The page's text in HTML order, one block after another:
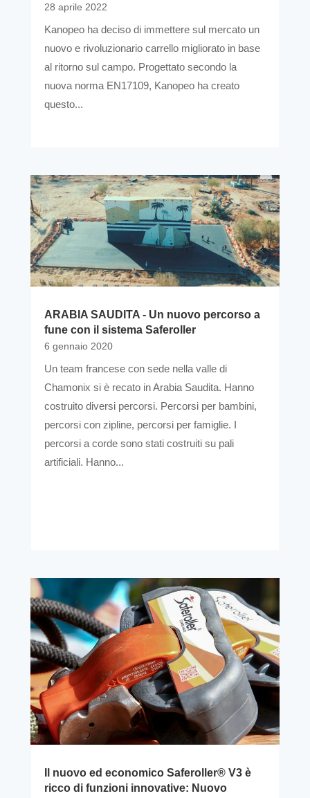
28 aprile 2022
Kanopeo ha deciso di immettere sul mercato un
nuovo e rivoluzionario carrello migliorato in base
al ritorno sul campo. Progettato secondo la
nuova norma EN17109, Kanopeo ha creato
questo...
ARABIA SAUDITA - Un nuovo percorso a
fune con il sistema Saferoller
6 gennaio 2020
Un team francese con sede nella valle di
Chamonix si è recato in Arabia Saudita. Hanno
costruito diversi percorsi. Percorsi per bambini,
percorsi con zipline, percorsi per famiglie. I
percorsi a corde sono stati costruiti su pali
artificiali. Hanno...
Il nuovo ed economico Saferoller® V3 è
ricco di funzioni innovative: Nuovo